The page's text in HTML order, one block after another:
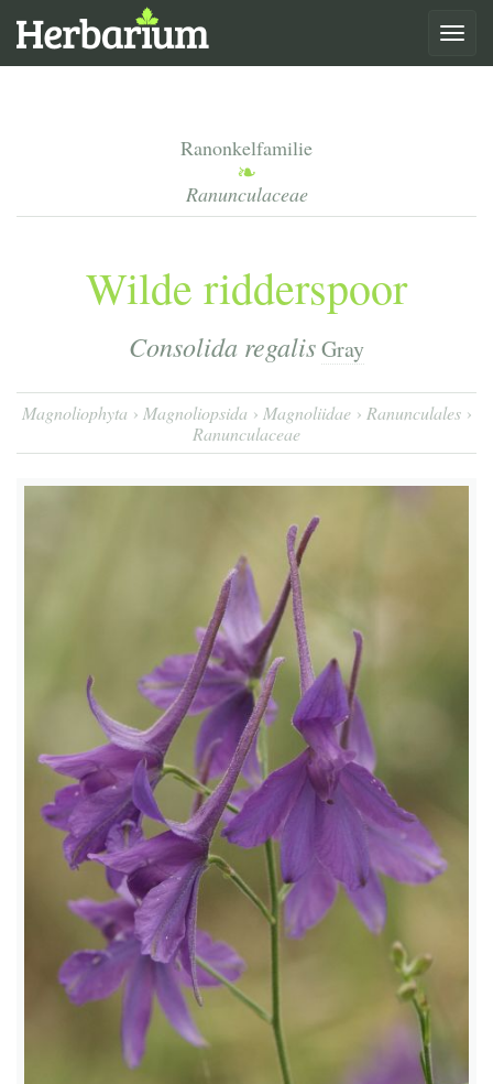
Toggle
Ranonkelfamilie
Ranunculaceae
Wilde ridderspoor
Consolida regalisGray
Magnoliophyta Magnoliopsida Magnoliidae
Ranunculales
Ranunculaceae